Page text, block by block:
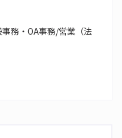
務・OA事務/営業（法